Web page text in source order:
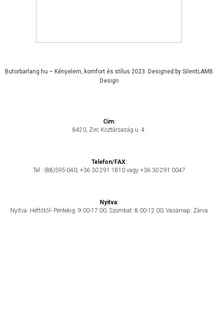
Butorbarlang.hu – Kényelem, komfort és stílus 2023. Designed by SilentLAMB
Design
Cím:
8420, Zirc Köztársaság u. 4.
Telefon/FAX:
Tel.: (88)595-040; +36 30 291 1810 vagy +36 30 291 0047
Nyitva:
Nyitva: Hétfőtől- Péntekig: 9:00-17:00; Szombat: 8:00-12:00; Vasárnap: Zárva